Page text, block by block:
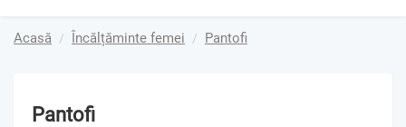
Acasă Încălțăminte femei Pantofi
Pantofi